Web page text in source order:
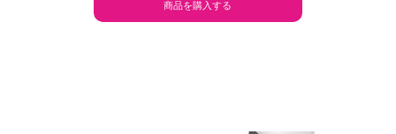
商品を購入する